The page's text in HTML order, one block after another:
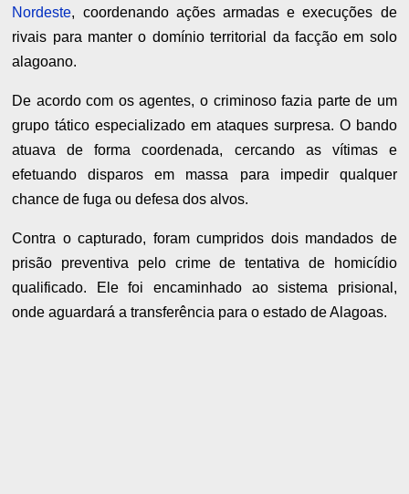
Nordeste, coordenando ações armadas e execuções de
rivais para manter o domínio territorial da facção em solo
alagoano.
De acordo com os agentes, o criminoso fazia parte de um
grupo tático especializado em ataques surpresa. O bando
atuava de forma coordenada, cercando as vítimas e
efetuando disparos em massa para impedir qualquer
chance de fuga ou defesa dos alvos.
Contra o capturado, foram cumpridos dois mandados de
prisão preventiva pelo crime de tentativa de homicídio
qualificado. Ele foi encaminhado ao sistema prisional,
onde aguardará a transferência para o estado de Alagoas.